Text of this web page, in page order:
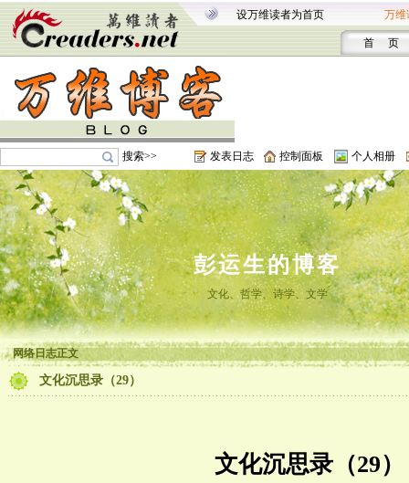
设万维读者为首页 万维
首 页
搜索>> 发表日志 控制面板 个人相册
彭运生的博客
文化、哲学、诗学、文学
网络日志正文
文化沉思录（29）
文化沉思录（29）